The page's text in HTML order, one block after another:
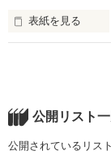
表紙を見る
公開リスト
公開されているリス